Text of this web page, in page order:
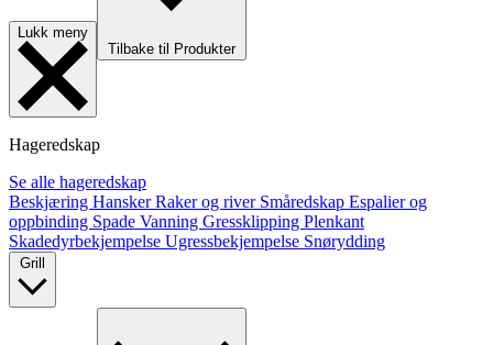
Lukk meny
Tilbake til Produkter
Hageredskap
Se alle hageredskap
Beskjæring HanskerRaker og river Småredskap Espalier og
oppbinding Spade Vanning Gressklipping Plenkant
Skadedyrbekjempelse Ugressbekjempelse Snørydding